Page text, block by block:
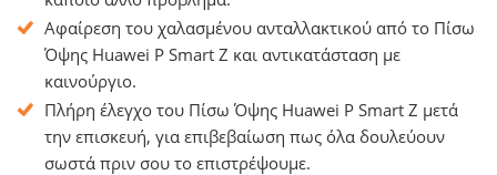
Αφαίρεση του χαλασμένου ανταλλακτικού από το Πίσω
Όψης Huawei P Smart Z και αντικατάσταση με
καινούργιο.
Πλήρη έλεγχο του Πίσω Όψης Huawei P Smart Z μετά
την επισκευή, για επιβεβαίωση πως όλα δουλεύουν
σωστά πριν σου το επιστρέψουμε.